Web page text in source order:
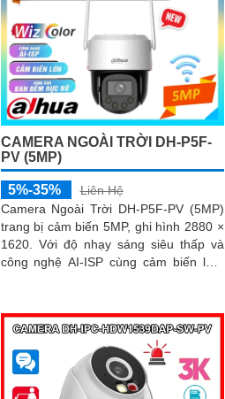
CAMERA NGOÀI TRỜI DH-P5F-
PV (5MP)
5%-35%
Liên Hệ
Camera Ngoài Trời DH-P5F-PV (5MP)
trang bị cảm biến 5MP, ghi hình 2880 ×
1620. Với độ nhạy sáng siêu thấp và
công nghệ AI-ISP cùng cảm biến lớn,